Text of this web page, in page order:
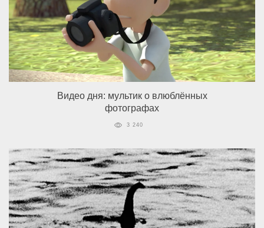
Видео дня: мультик о влюблённых
фотографах
3 240